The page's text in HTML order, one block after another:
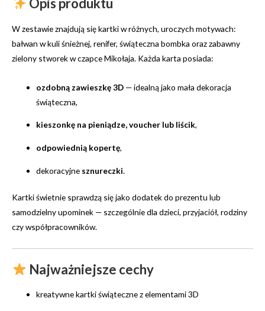
Opis produktu
W zestawie znajdują się kartki w różnych, uroczych motywach:
bałwan w kuli śnieżnej, renifer, świąteczna bombka oraz zabawny
zielony stworek w czapce Mikołaja. Każda karta posiada:
ozdobną zawieszkę 3D — idealną jako mała dekoracja
świąteczna,
kieszonkę na pieniądze, voucher lub liścik,
odpowiednią kopertę,
dekoracyjne sznureczki.
Kartki świetnie sprawdzą się jako dodatek do prezentu lub
samodzielny upominek — szczególnie dla dzieci, przyjaciół, rodziny
czy współpracowników.
Najważniejsze cechy
kreatywne kartki świąteczne z elementami 3D